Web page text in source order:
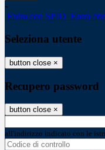
-
Entra con SPID Entra
Seleziona utente
button close ×
Recupero password
button close ×
all'indirizzo indicato con le